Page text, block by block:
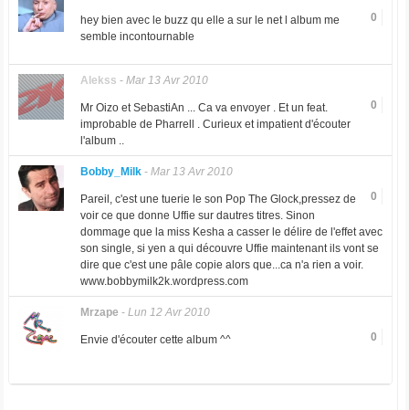
0
hey bien avec le buzz qu elle a sur le net l album me
semble incontournable
Alekss - Mar 13 Avr 2010
0
Mr Oizo et SebastiAn ... Ca va envoyer . Et un feat.
improbable de Pharrell . Curieux et impatient d'écouter
l'album ..
Bobby_Milk- Mar 13 Avr 2010
0
Pareil, c'est une tuerie le son Pop The Glock,pressez de
voir ce que donne Uffie sur dautres titres. Sinon
dommage que la miss Kesha a casser le délire de l'effet avec
son single, si yen a qui découvre Uffie maintenant ils vont se
dire que c'est une pâle copie alors que...ca n'a rien a voir.
www.bobbymilk2k.wordpress.com
Mrzape - Lun 12 Avr 2010
0
Envie d'écouter cette album ^^